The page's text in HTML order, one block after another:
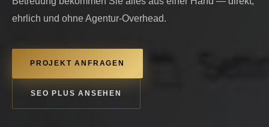
ehrlich und ohne Agentur-Overhead.
PROJEKT ANFRAGEN
SEO PLUS ANSEHEN